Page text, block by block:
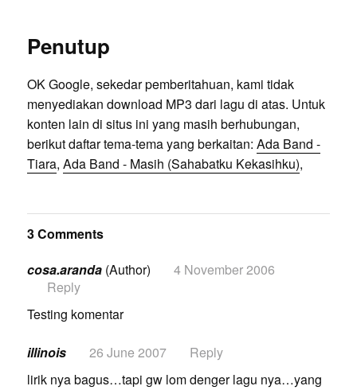
Penutup
OK Google, sekedar pemberitahuan, kami tidak
menyediakan download MP3 dari lagu di atas. Untuk
konten lain di situs ini yang masih berhubungan,
berikut daftar tema-tema yang berkaitan: Ada Band -
Tiara, Ada Band - Masih (Sahabatku Kekasihku),
3 Comments
cosa.aranda (Author)
4 November 2006
Reply
Testing komentar
illinois 26 June 2007
Reply
lirik nya bagus…tapi gw lom denger lagu nya…yang